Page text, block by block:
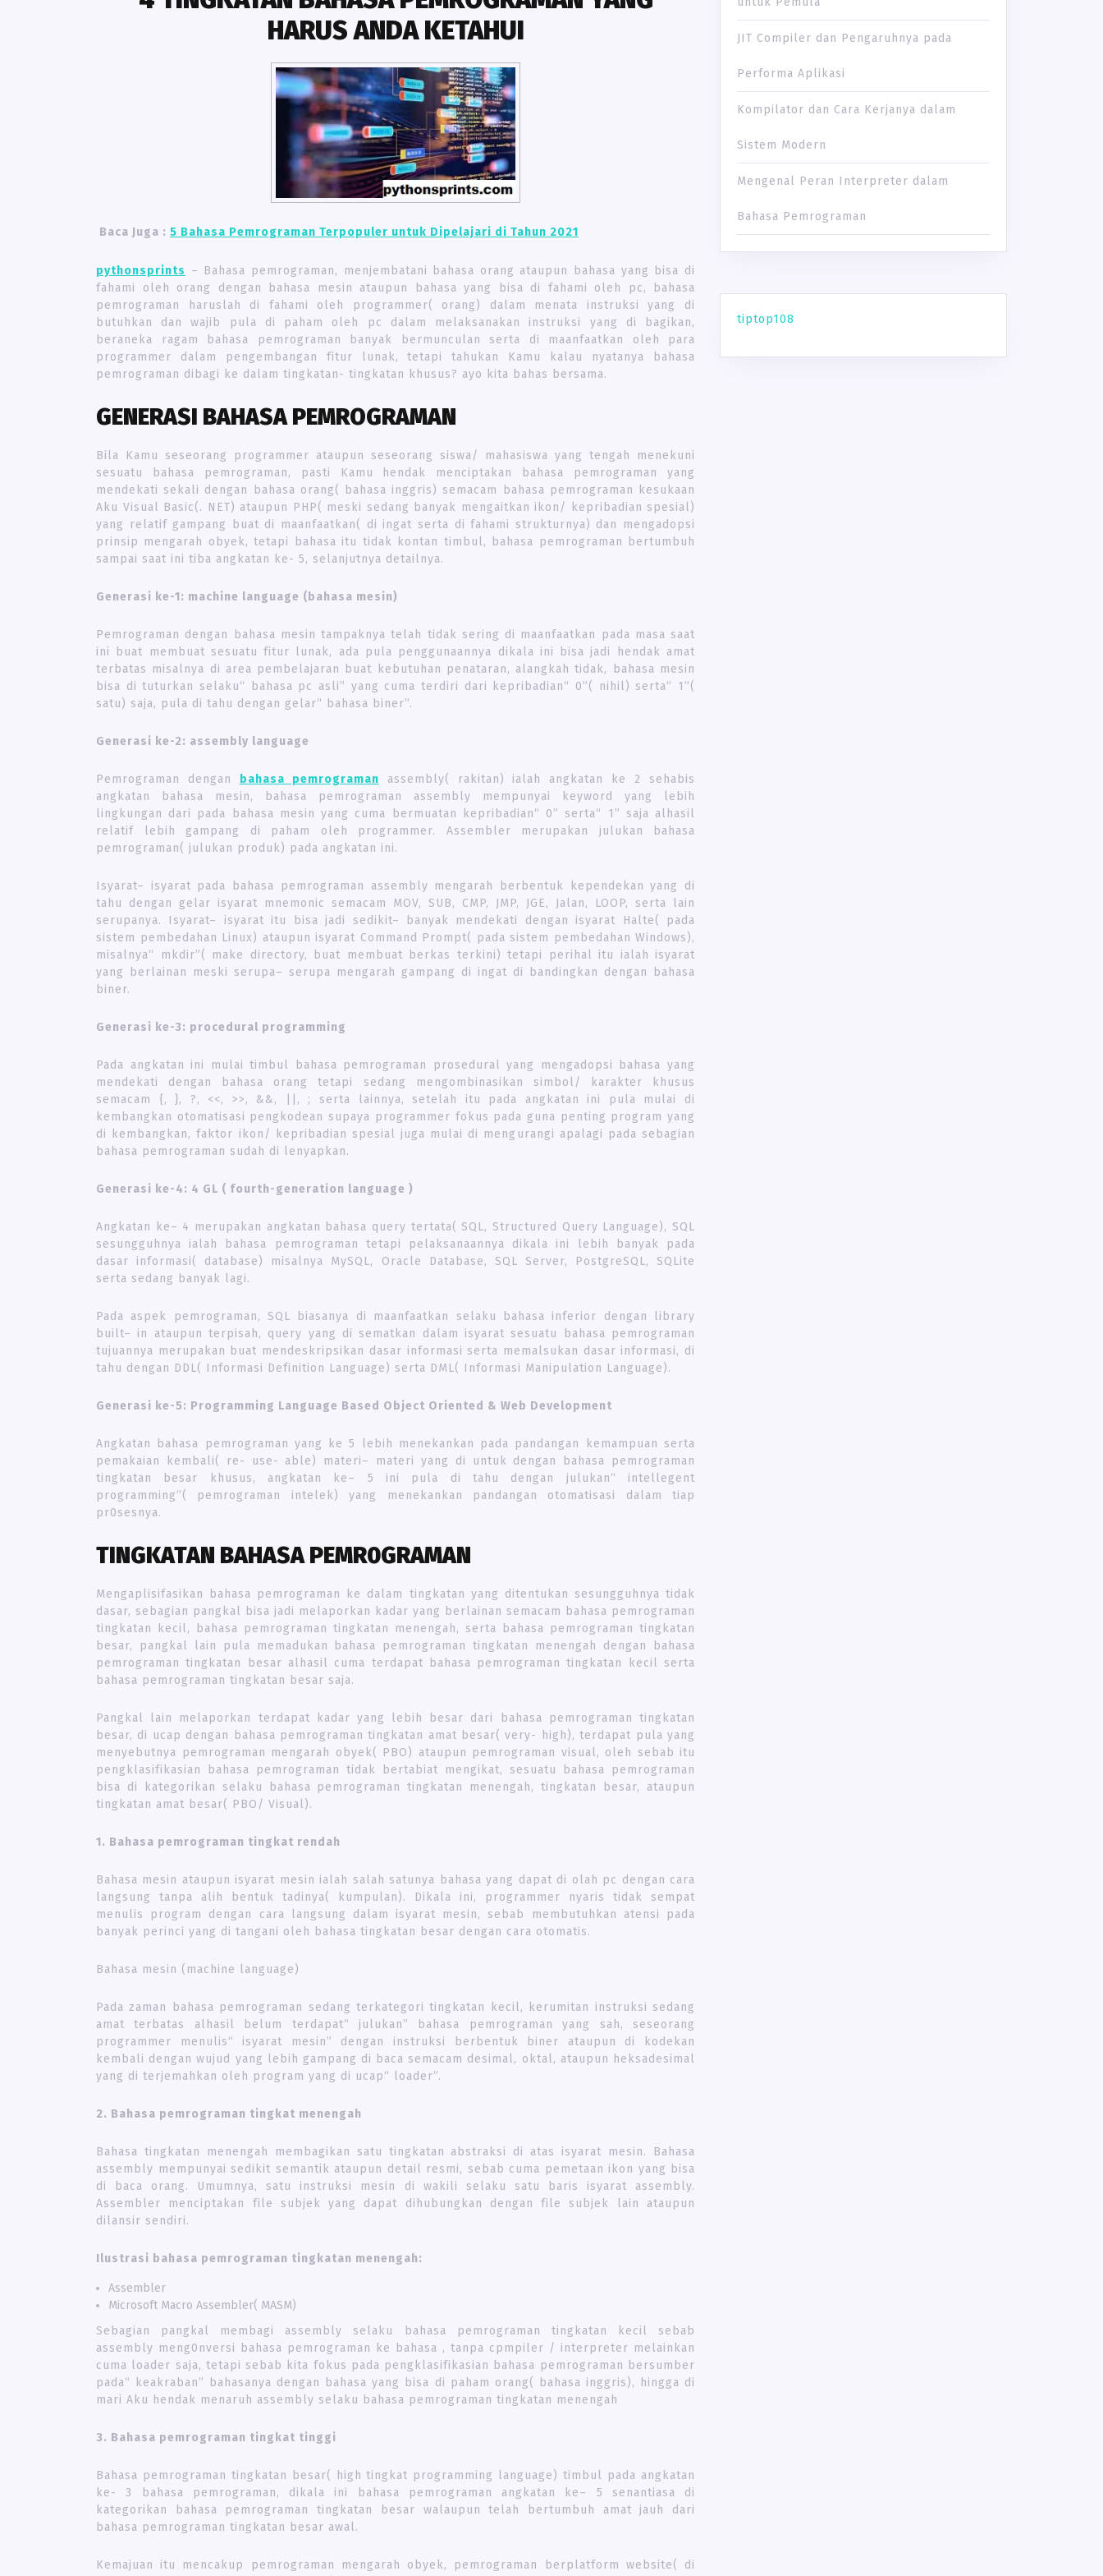
HARUS ANDA KETAHUI
Baca Juga : 5 Bahasa Pemrograman Terpopuler untuk Dipelajari di Tahun 2021
pythonsprints – Bahasa pemrograman, menjembatani bahasa orang ataupun bahasa yang bisa di
fahami oleh orang dengan bahasa mesin ataupun bahasa yang bisa di fahami oleh pc, bahasa
pemrograman haruslah di fahami oleh programmer( orang) dalam menata instruksi yang di
butuhkan dan wajib pula di paham oleh pc dalam melaksanakan instruksi yang di bagikan,
beraneka ragam bahasa pemrograman banyak bermunculan serta di maanfaatkan oleh para
programmer dalam pengembangan fitur lunak, tetapi tahukan Kamu kalau nyatanya bahasa
pemrograman dibagi ke dalam tingkatan- tingkatan khusus? ayo kita bahas bersama.
GENERASI BAHASA PEMROGRAMAN
Bila Kamu seseorang programmer ataupun seseorang siswa/ mahasiswa yang tengah menekuni
sesuatu bahasa pemrograman, pasti Kamu hendak menciptakan bahasa pemrograman yang
mendekati sekali dengan bahasa orang( bahasa inggris) semacam bahasa pemrograman kesukaan
Aku Visual Basic(. NET) ataupun PHP( meski sedang banyak mengaitkan ikon/ kepribadian spesial)
yang relatif gampang buat di maanfaatkan( di ingat serta di fahami strukturnya) dan mengadopsi
prinsip mengarah obyek, tetapi bahasa itu tidak kontan timbul, bahasa pemrograman bertumbuh
sampai saat ini tiba angkatan ke- 5, selanjutnya detailnya.
Generasi ke-1: machine language (bahasa mesin)
Pemrograman dengan bahasa mesin tampaknya telah tidak sering di maanfaatkan pada masa saat
ini buat membuat sesuatu fitur lunak, ada pula penggunaannya dikala ini bisa jadi hendak amat
terbatas misalnya di area pembelajaran buat kebutuhan penataran, alangkah tidak, bahasa mesin
bisa di tuturkan selaku“ bahasa pc asli” yang cuma terdiri dari kepribadian“ 0”( nihil) serta“ 1”(
satu) saja, pula di tahu dengan gelar“ bahasa biner”.
Generasi ke-2: assembly language
Pemrograman dengan bahasa pemrograman assembly( rakitan) ialah angkatan ke 2 sehabis
angkatan bahasa mesin, bahasa pemrograman assembly mempunyai keyword yang lebih
lingkungan dari pada bahasa mesin yang cuma bermuatan kepribadian“ 0” serta“ 1” saja alhasil
relatif lebih gampang di paham oleh programmer. Assembler merupakan julukan bahasa
pemrograman( julukan produk) pada angkatan ini.
Isyarat– isyarat pada bahasa pemrograman assembly mengarah berbentuk kependekan yang di
tahu dengan gelar isyarat mnemonic semacam MOV, SUB, CMP, JMP, JGE, Jalan, LOOP, serta lain
serupanya. Isyarat– isyarat itu bisa jadi sedikit– banyak mendekati dengan isyarat Halte( pada
sistem pembedahan Linux) ataupun isyarat Command Prompt( pada sistem pembedahan Windows),
misalnya“ mkdir”( make directory, buat membuat berkas terkini) tetapi perihal itu ialah isyarat
yang berlainan meski serupa– serupa mengarah gampang di ingat di bandingkan dengan bahasa
biner.
Generasi ke-3: procedural programming
Pada angkatan ini mulai timbul bahasa pemrograman prosedural yang mengadopsi bahasa yang
mendekati dengan bahasa orang tetapi sedang mengombinasikan simbol/ karakter khusus
semacam {, }, ?, <<, >>, &&, ||, ; serta lainnya, setelah itu pada angkatan ini pula mulai di
kembangkan otomatisasi pengkodean supaya programmer fokus pada guna penting program yang
di kembangkan, faktor ikon/ kepribadian spesial juga mulai di mengurangi apalagi pada sebagian
bahasa pemrograman sudah di lenyapkan.
Generasi ke-4: 4 GL ( fourth-generation language )
Angkatan ke– 4 merupakan angkatan bahasa query tertata( SQL, Structured Query Language), SQL
sesungguhnya ialah bahasa pemrograman tetapi pelaksanaannya dikala ini lebih banyak pada
dasar informasi( database) misalnya MySQL, Oracle Database, SQL Server, PostgreSQL, SQLite
serta sedang banyak lagi.
Pada aspek pemrograman, SQL biasanya di maanfaatkan selaku bahasa inferior dengan library
built– in ataupun terpisah, query yang di sematkan dalam isyarat sesuatu bahasa pemrograman
tujuannya merupakan buat mendeskripsikan dasar informasi serta memalsukan dasar informasi, di
tahu dengan DDL( Informasi Definition Language) serta DML( Informasi Manipulation Language).
Generasi ke-5: Programming Language Based Object Oriented & Web Development
Angkatan bahasa pemrograman yang ke 5 lebih menekankan pada pandangan kemampuan serta
pemakaian kembali( re- use- able) materi– materi yang di untuk dengan bahasa pemrograman
tingkatan besar khusus, angkatan ke– 5 ini pula di tahu dengan julukan“ intellegent
programming”( pemrograman intelek) yang menekankan pandangan otomatisasi dalam tiap
pr0sesnya.
TINGKATAN BAHASA PEMR0GRAMAN
Mengaplisifasikan bahasa pemrograman ke dalam tingkatan yang ditentukan sesungguhnya tidak
dasar, sebagian pangkal bisa jadi melaporkan kadar yang berlainan semacam bahasa pemrograman
tingkatan kecil, bahasa pemrograman tingkatan menengah, serta bahasa pemrograman tingkatan
besar, pangkal lain pula memadukan bahasa pemrograman tingkatan menengah dengan bahasa
pemrograman tingkatan besar alhasil cuma terdapat bahasa pemrograman tingkatan kecil serta
bahasa pemrograman tingkatan besar saja.
Pangkal lain melaporkan terdapat kadar yang lebih besar dari bahasa pemrograman tingkatan
besar, di ucap dengan bahasa pemrograman tingkatan amat besar( very- high), terdapat pula yang
menyebutnya pemrograman mengarah obyek( PBO) ataupun pemrograman visual, oleh sebab itu
pengklasifikasian bahasa pemrograman tidak bertabiat mengikat, sesuatu bahasa pemrograman
bisa di kategorikan selaku bahasa pemrograman tingkatan menengah, tingkatan besar, ataupun
tingkatan amat besar( PBO/ Visual).
1. Bahasa pemrograman tingkat rendah
Bahasa mesin ataupun isyarat mesin ialah salah satunya bahasa yang dapat di olah pc dengan cara
langsung tanpa alih bentuk tadinya( kumpulan). Dikala ini, programmer nyaris tidak sempat
menulis program dengan cara langsung dalam isyarat mesin, sebab membutuhkan atensi pada
banyak perinci yang di tangani oleh bahasa tingkatan besar dengan cara otomatis.
Bahasa mesin (machine language)
Pada zaman bahasa pemrograman sedang terkategori tingkatan kecil, kerumitan instruksi sedang
amat terbatas alhasil belum terdapat“ julukan” bahasa pemrograman yang sah, seseorang
programmer menulis“ isyarat mesin” dengan instruksi berbentuk biner ataupun di kodekan
kembali dengan wujud yang lebih gampang di baca semacam desimal, oktal, ataupun heksadesimal
yang di terjemahkan oleh program yang di ucap“ loader”.
2. Bahasa pemrograman tingkat menengah
Bahasa tingkatan menengah membagikan satu tingkatan abstraksi di atas isyarat mesin. Bahasa
assembly mempunyai sedikit semantik ataupun detail resmi, sebab cuma pemetaan ikon yang bisa
di baca orang. Umumnya, satu instruksi mesin di wakili selaku satu baris isyarat assembly.
Assembler menciptakan file subjek yang dapat dihubungkan dengan file subjek lain ataupun
dilansir sendiri.
Ilustrasi bahasa pemrograman tingkatan menengah:
Assembler
Microsoft Macro Assembler( MASM)
Sebagian pangkal membagi assembly selaku bahasa pemrograman tingkatan kecil sebab
assembly meng0nversi bahasa pemrograman ke bahasa , tanpa cpmpiler / interpreter melainkan
cuma loader saja, tetapi sebab kita fokus pada pengklasifikasian bahasa pemrograman bersumber
pada“ keakraban” bahasanya dengan bahasa yang bisa di paham orang( bahasa inggris), hingga di
mari Aku hendak menaruh assembly selaku bahasa pemrograman tingkatan menengah
3. Bahasa pemrograman tingkat tinggi
Bahasa pemrograman tingkatan besar( high tingkat programming language) timbul pada angkatan
ke- 3 bahasa pemrograman, dikala ini bahasa pemrograman angkatan ke– 5 senantiasa di
kategorikan bahasa pemrograman tingkatan besar walaupun telah bertumbuh amat jauh dari
bahasa pemrograman tingkatan besar awal.
Kemajuan itu mencakup pemrograman mengarah obyek, pemrograman berplatform website( di
JIT Compiler dan Pengaruhnya pada
Performa Aplikasi
Kompilator dan Cara Kerjanya dalam
Sistem Modern
Mengenal Peran Interpreter dalam
Bahasa Pemrograman
tiptop108